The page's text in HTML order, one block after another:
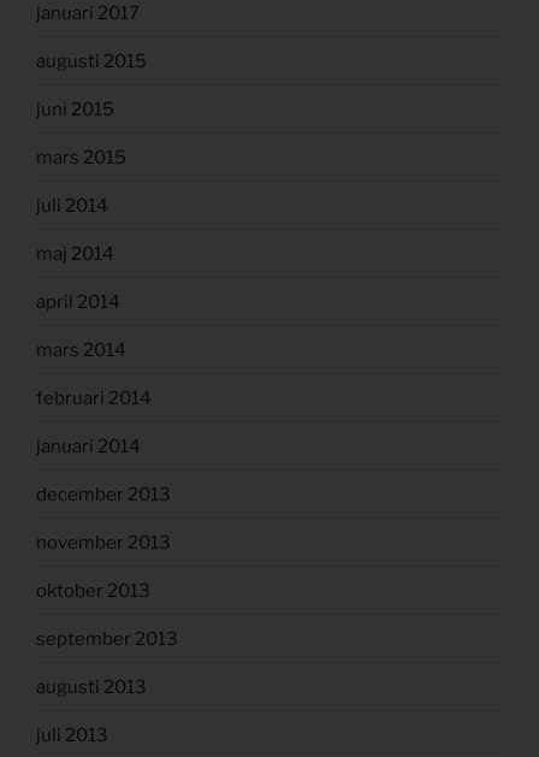
januari 2017
augusti 2015
juni 2015
mars 2015
juli 2014
maj 2014
april 2014
mars 2014
februari 2014
januari 2014
december 2013
november 2013
oktober 2013
september 2013
augusti 2013
juli 2013